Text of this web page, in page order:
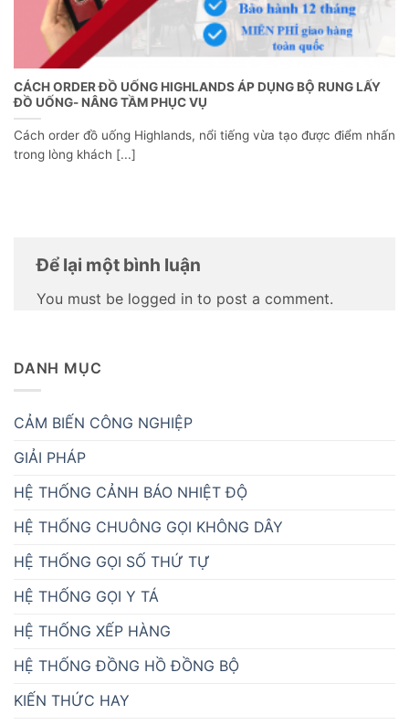
CÁCH ORDER ĐỒ UỐNG HIGHLANDS ÁP DỤNG BỘ RUNG LẤY
ĐỒ UỐNG- NÂNG TẦM PHỤC VỤ
Cách order đồ uống Highlands, nổi tiếng vừa tạo được điểm nhấn
trong lòng khách [...]
Để lại một bình luận
You must be logged in to post a comment.
DANH MỤC
CẢM BIẾN CÔNG NGHIỆP
GIẢI PHÁP
HỆ THỐNG CẢNH BÁO NHIỆT ĐỘ
HỆ THỐNG CHUÔNG GỌI KHÔNG DÂY
HỆ THỐNG GỌI SỐ THỨ TỰ
HỆ THỐNG GỌI Y TÁ
HỆ THỐNG XẾP HÀNG
HỆ THỐNG ĐỒNG HỒ ĐỒNG BỘ
KIẾN THỨC HAY